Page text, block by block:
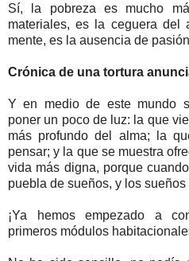
Sí, la pobreza es mucho
materiales, es la ceguera
mente, es la ausencia de
Crónica de una tortura
Y en medio de este mundo
poner un poco de luz: la que
más profundo del alma; la
pensar; y la que se muestra
vida más digna, porque
puebla de sueños, y los sueños
¡Ya hemos empezado a
primeros módulos